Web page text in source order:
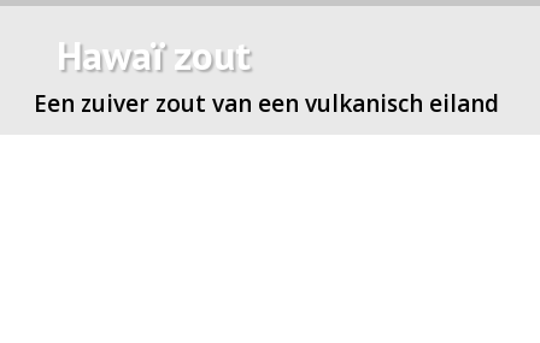
Hawaï zout
Een zuiver zout van een vulkanisch eiland